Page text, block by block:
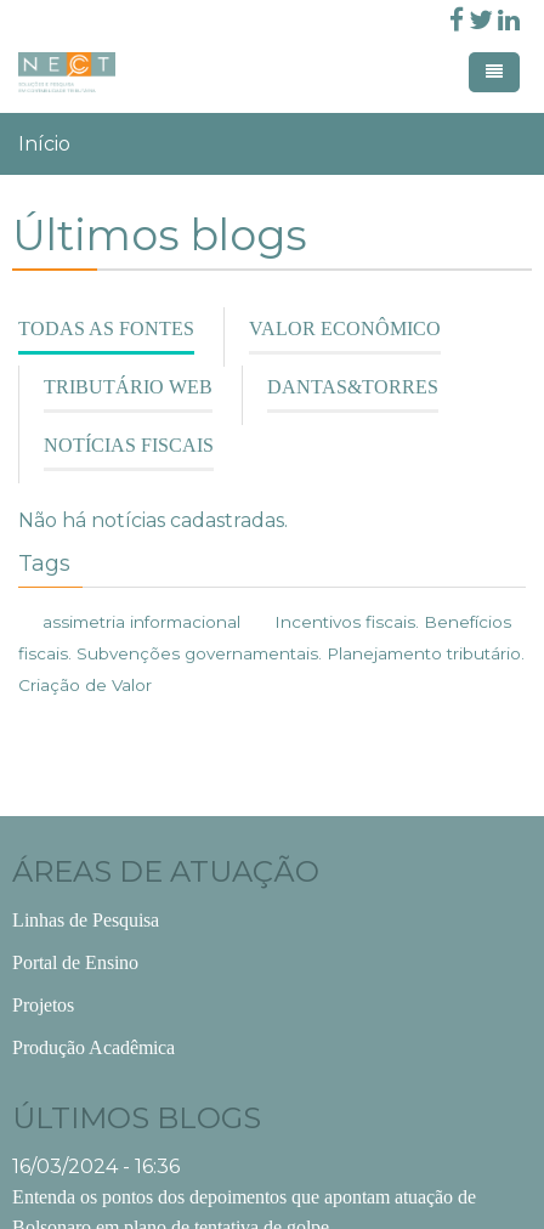
Home
Home Creative Parallax
Parceiros
Área de atuação
Produção Acadêmica
Revistas
Estudos em Contabilidade e
Workshops Realizados
Entrar
Você está aqui:
Início
Últimos blogs
TODAS AS FONTES VALOR ECONÔMICO
TRIBUTÁRIO WEB DANTAS&TORRES
NOTÍCIAS FISCAIS
Não há notícias cadastradas.
Tags
assimetria informacional
Incentivos fiscais. Benefícios
fiscais. Subvenções governamentais. Planejamento tributário.
Criação de Valor
ÁREAS DE ATUAÇÃO
Linhas de Pesquisa
Portal de Ensino
Projetos
Produção Acadêmica
ÚLTIMOS BLOGS
16/03/2024 - 16:36
Entenda os pontos dos depoimentos que apontam atuação de